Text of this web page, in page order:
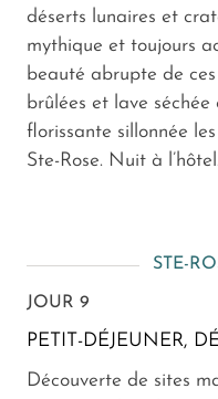
déserts lunaires et
mythique et toujours
beauté abrupte de
brûlées et lave
florissante sillonnée
Ste-Rose. Nuit à
STE-
JOUR 9
PETIT-DÉJEUNER,
Découverte de sites